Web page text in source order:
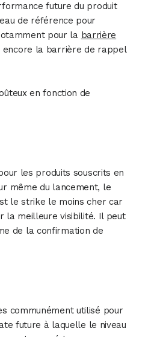
future du produit
de référence pour
pour la barrière
encore la barrière de rappel
en fonction de
les produits souscrits en
même du lancement, le
le strike le moins cher car
la meilleure visibilité. Il peut
de la confirmation de
communément utilisé pour
future à laquelle le niveau